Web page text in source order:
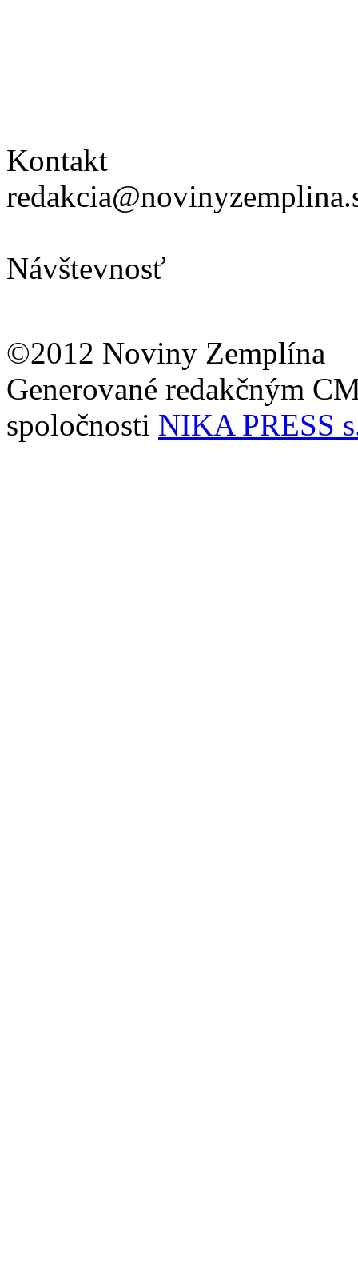
Kontakt
Návštevnosť
©2012 Noviny Zemplína
Generované redakčným
spoločnosti NIKA PRESS